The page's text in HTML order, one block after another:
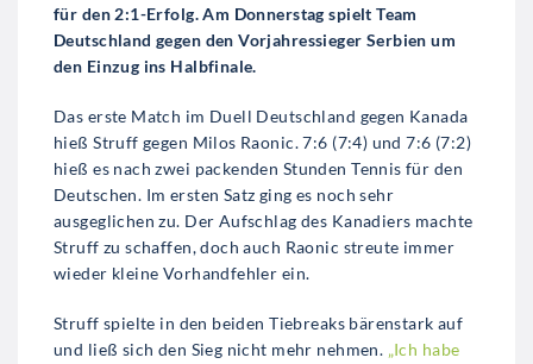
für den 2:1-Erfolg. Am Donnerstag spielt Team
Deutschland gegen den Vorjahressieger Serbien um
den Einzug ins Halbfinale.
Das erste Match im Duell Deutschland gegen Kanada
hieß Struff gegen Milos Raonic. 7:6 (7:4) und 7:6 (7:2)
hieß es nach zwei packenden Stunden Tennis für den
Deutschen. Im ersten Satz ging es noch sehr
ausgeglichen zu. Der Aufschlag des Kanadiers machte
Struff zu schaffen, doch auch Raonic streute immer
wieder kleine Vorhandfehler ein.
Struff spielte in den beiden Tiebreaks bärenstark auf
und ließ sich den Sieg nicht mehr nehmen. „Ich habe